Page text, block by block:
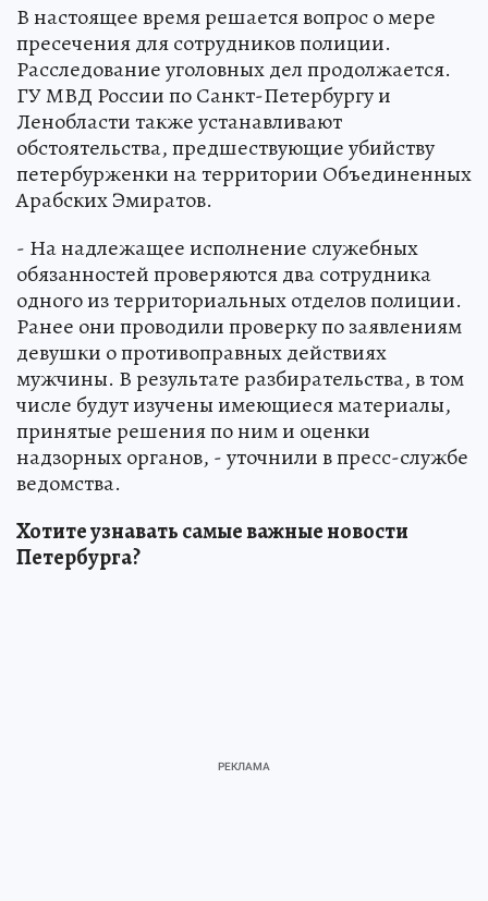
В настоящее время решается вопрос о мере
пресечения для сотрудников полиции.
Расследование уголовных дел продолжается.
ГУ МВД России по Санкт-Петербургу и
Ленобласти также устанавливают
обстоятельства, предшествующие убийству
петербурженки на территории Объединенных
Арабских Эмиратов.
- На надлежащее исполнение служебных
обязанностей проверяются два сотрудника
одного из территориальных отделов полиции.
Ранее они проводили проверку по заявлениям
девушки о противоправных действиях
мужчины. В результате разбирательства, в том
числе будут изучены имеющиеся материалы,
принятые решения по ним и оценки
надзорных органов, - уточнили в пресс-службе
ведомства.
Хотите узнавать самые важные новости
Петербурга?